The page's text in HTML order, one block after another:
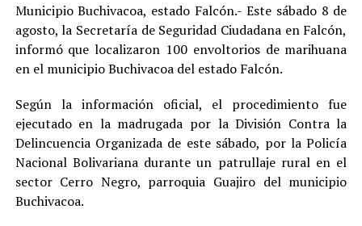
Municipio Buchivacoa, estado Falcón.- Este sábado 8 de
agosto, la Secretaría de Seguridad Ciudadana en Falcón,
informó que localizaron 100 envoltorios de marihuana
en el municipio Buchivacoa del estado Falcón.
Según la información oficial, el procedimiento fue
ejecutado en la madrugada por la División Contra la
Delincuencia Organizada de este sábado, por la Policía
Nacional Bolivariana durante un patrullaje rural en el
sector Cerro Negro, parroquia Guajiro del municipio
Buchivacoa.